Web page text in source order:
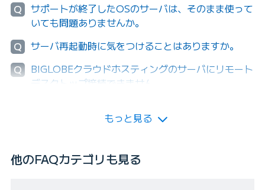
Q
サポートが終了したOSのサーバは、そのまま使って
いても問題ありませんか。
Q
サーバ再起動時に気をつけることはありますか。
Q
BIGLOBEクラウドホスティングのサーバにリモート
デスクトップ接続できません。
もっと見る
他のFAQカテゴリも見る